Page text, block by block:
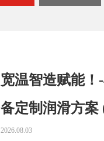
宽温智造赋能
备定制润滑方案
2026.08.03